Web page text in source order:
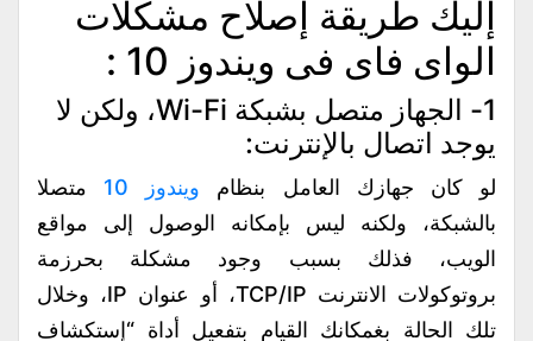
إليك طريقة إصلاح مشكلات
الواى فاى فى ويندوز 10 :
1- الجهاز متصل بشبكة Wi-Fi، ولكن لا
يوجد اتصال بالإنترنت:
لو كان جهازك العامل بنظام ويندوز 10
متصلا
بالشبكة، ولكنه ليس بإمكانه الوصول إلى مواقع
الويب، فذلك بسبب وجود مشكلة بحرزمة
بروتوكولات الانترنت TCP/IP، أو عنوان IP، وخلال
تلك الحالة بغمكانك القيام بتفعيل أداة “إستكشاف